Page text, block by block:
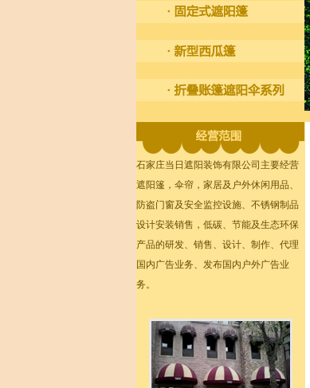
石家庄当日遮阳装饰有限公司主要经营
遮阳篷，伞帘，家居及户外休闲用品、
防盗门窗及安全监控设施、不锈钢制品
设计安装销售，低碳、节能及生态环保
产品的研发、销售、设计、制作、代理
国内广告业务、发布国内户外广告业
务。